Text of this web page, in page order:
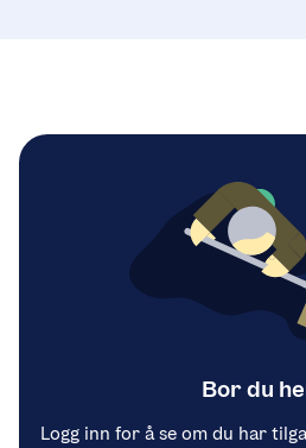
Bor du
Logg inn for å se om du har